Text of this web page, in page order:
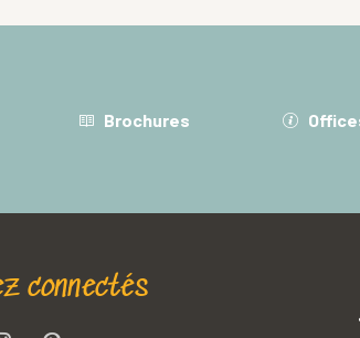
Brochures
connectés